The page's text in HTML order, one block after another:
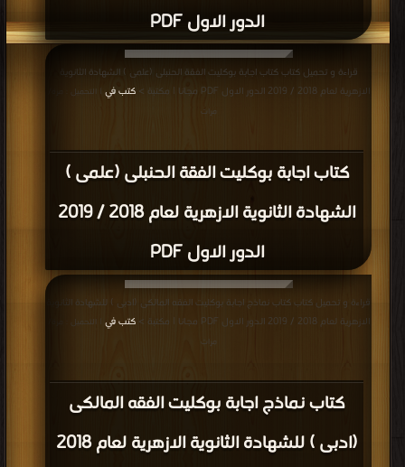
الدور الاول PDF
كتاب اجابة بوكليت الفقة الحنبلى (علمى )
الشهادة الثانوية الازهرية لعام 2018 / 2019
الدور الاول PDF
قراءة و تحميل كتاب كتاب اجابة بوكليت الفقة الحنبلى (علمى ) الشهادة الثانوية
الازهرية لعام 2018 / 2019 الدور الاول PDF مجانا | مكتبة >
كتب في | التحميل : مرة/
مرات
كتاب نماذج اجابة بوكليت الفقه المالكى
(ادبى ) للشهادة الثانوية الازهرية لعام 2018
قراءة و تحميل كتاب كتاب نماذج اجابة بوكليت الفقه المالكى (ادبى ) للشهادة الثانوية
الازهرية لعام 2018 / 2019 الدور الاول PDF مجانا | مكتبة >
كتب في
| التحميل : مرة/
مرات